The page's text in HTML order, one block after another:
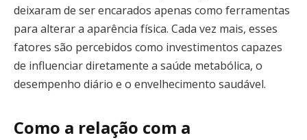
deixaram de ser encarados apenas como ferramentas
para alterar a aparência física. Cada vez mais, esses
fatores são percebidos como investimentos capazes
de influenciar diretamente a saúde metabólica, o
desempenho diário e o envelhecimento saudável.
Como a relação com a